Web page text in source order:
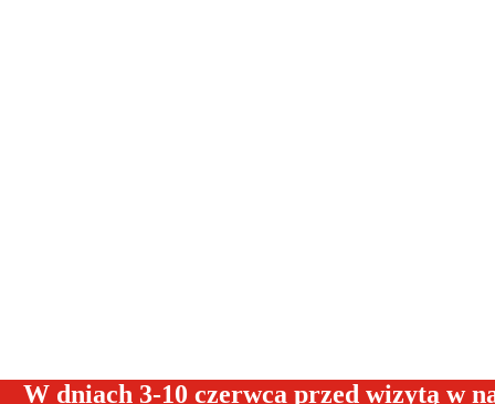
W dniach 3-10 czerwca przed wizytą w